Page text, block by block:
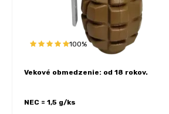
100%
Vekové obmedzenie: od 18 rokov.
NEC = 1,5 g/ks